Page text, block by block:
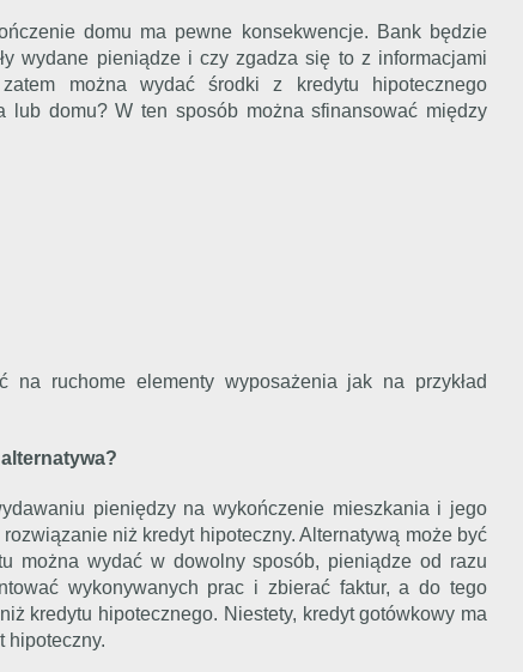
domu ma pewne konsekwencje. Bank będzie
wydane pieniądze i czy zgadza się to z informacjami
można wydać środki z kredytu hipotecznego
lub domu? W ten sposób można sfinansować między
ruchome elementy wyposażenia jak na przykład
pieniędzy na wykończenie mieszkania i jego
niż kredyt hipoteczny. Alternatywą może być
można wydać w dowolny sposób, pieniądze od razu
wykonywanych prac i zbierać faktur, a do tego
kredytu hipotecznego. Niestety, kredyt gotówkowy ma
hipoteczny.